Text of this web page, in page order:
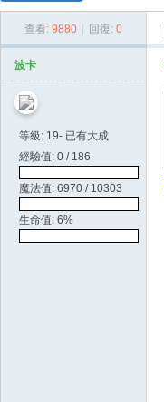
藍
查看: 9880 回復: 0
波卡
等級: 19- 已有大成
經驗值: 0 / 186
魔法值: 6970 / 10303
生命值: 6%